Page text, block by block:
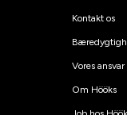
Kontakt os
Vores ansvar
Om Hööks